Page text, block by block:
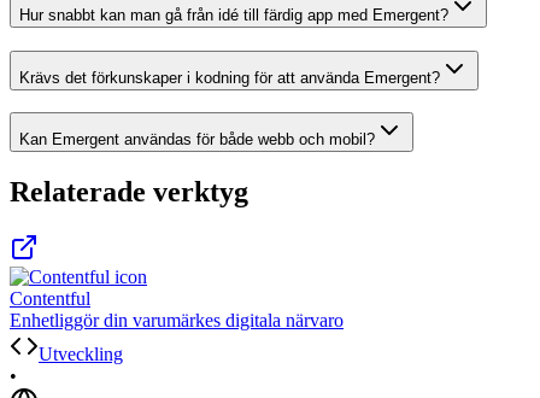
Hur snabbt kan man gå från idé till färdig app med Emergent?
Krävs det förkunskaper i kodning för att använda Emergent?
Kan Emergent användas för både webb och mobil?
Relaterade verktyg
Contentful
Enhetliggör din varumärkes digitala närvaro
Utveckling
•